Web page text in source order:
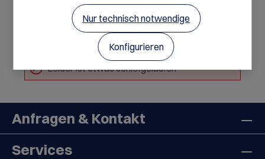
Leider ist etwas schiefgelaufen
Leider ist etwas schiefgelaufen
Anfragen & Kontakt
Services
Nur technisch notwendige
Konfigurieren